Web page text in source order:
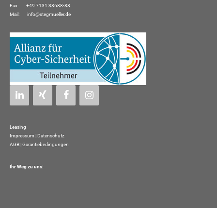
Fax: +49 7131 38688-88
Mail:
info@stegmueller.de
Leasing
Impressum |Datenschutz
AGB | Garantiebedingungen
Ihr Weg zu uns: